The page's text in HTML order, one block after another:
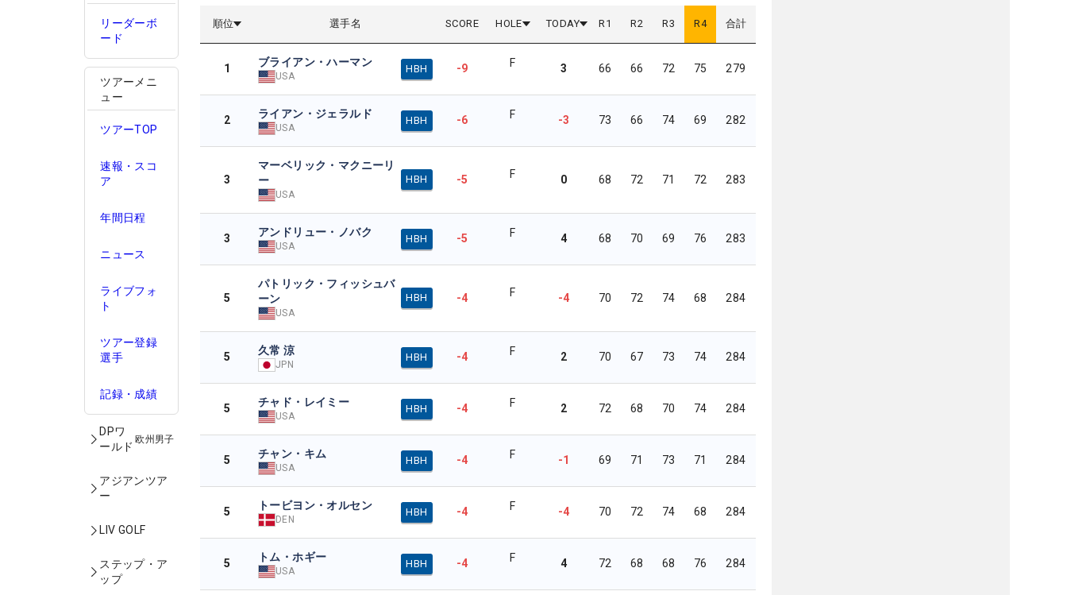
リーダーボ
ード
ツアーメニ
ュー
ツアーTOP
速報・スコ
ア
年間日程
ニュース
ライブフォ
ト
ツアー登録
選手
記録・成績
DPワ
ールド
欧州男子
アジアンツア
ー
LIV GOLF
ステップ・ア
ップ
順位 選手名 SCORE HOLE TODAY R 1 R2 R3 R4 合計
1 ブライアン・ハーマン
USA
HBH -9 F 3 66 66 72 75 279
2 ライアン・ジェラルド
USA
HBH -6 F -3 73 66 74 69 282
3
マーベリック・マクニーリ
ー
USA
HBH -5 F 0 68 72 71 72 283
3 アンドリュー・ノバク
USA
HBH -5 F 4 68 70 69 76 283
5
パトリック・フィッシュバ
ーン
USA
HBH -4 F -4 70 72 74 68 284
5 久常 涼
JPN
HBH -4 F 2 70 67 73 74 284
5 チャド・レイミー
USA
HBH -4 F 2 72 68 70 74 284
5 チャン・キム
USA
HBH -4 F -1 69 71 73 71 284
5 トービヨン・オルセン
DEN
HBH -4 F -4 70 72 74 68 284
5 トム・ホギー
USA
HBH -4 F 4 72 68 68 76 284